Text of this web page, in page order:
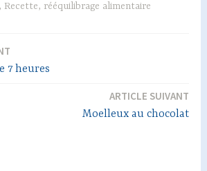
, Recette, rééquilibrage alimentaire
7 heures
ARTICLE SUIVANT
Moelleux au chocolat